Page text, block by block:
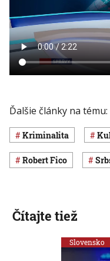
Ďalšie články na tému:
Kriminalita
Robert Fico
Čítajte tiež
Slovensko